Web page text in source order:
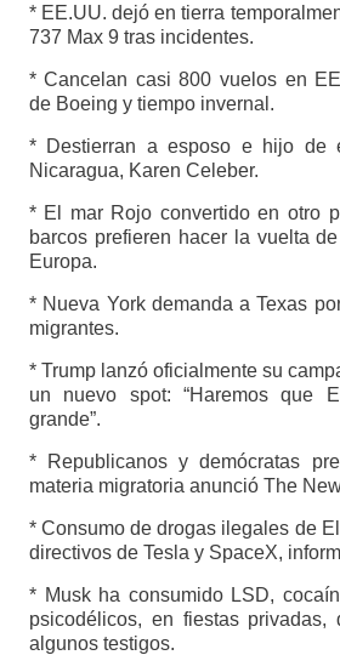
* EE.UU. dejó en tierra
737 Max 9 tras incidentes.
* Cancelan casi 800 vuelos en
de Boeing y tiempo invernal.
* Destierran a esposo e hijo de
Nicaragua, Karen Celeber.
* El mar Rojo convertido en otro
barcos prefieren hacer la vuelta
Europa.
* Nueva York demanda a Texas
migrantes.
* Trump lanzó oficialmente su
un nuevo spot: “Haremos que
grande”.
* Republicanos y demócratas
materia migratoria anunció The
* Consumo de drogas ilegales de
directivos de Tesla y SpaceX,
* Musk ha consumido LSD,
psicodélicos, en fiestas privadas,
algunos testigos.